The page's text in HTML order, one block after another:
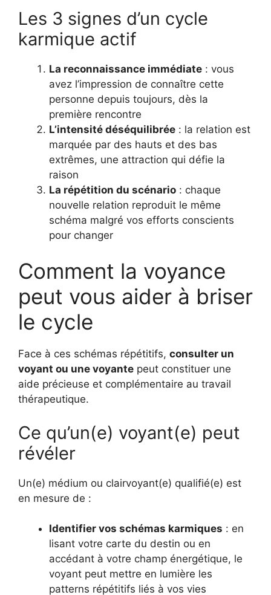
Les 3 signes d’un cycle
karmique actif
La reconnaissance immédiate : vous
avez l’impression de connaître cette
personne depuis toujours, dès la
première rencontre
L’intensité déséquilibrée : la relation est
marquée par des hauts et des bas
extrêmes, une attraction qui défie la
raison
La répétition du scénario : chaque
nouvelle relation reproduit le même
schéma malgré vos efforts conscients
pour changer
Comment la voyance
peut vous aider à briser
le cycle
Face à ces schémas répétitifs, consulter un
voyant ou une voyante peut constituer une
aide précieuse et complémentaire au travail
thérapeutique.
Ce qu’un(e) voyant(e) peut
révéler
Un(e) médium ou clairvoyant(e) qualifié(e) est
en mesure de :
Identifier vos schémas karmiques : en
lisant votre carte du destin ou en
accédant à votre champ énergétique, le
voyant peut mettre en lumière les
patterns répétitifs liés à vos vies